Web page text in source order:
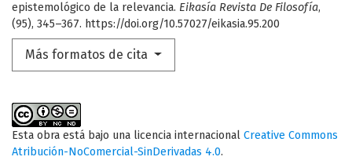
epistemológico de la relevancia. Eikasía Revista De Filosofía,
(95), 345–367. https://doi.org/10.57027/eikasia.95.200
Más formatos de cita
Esta obra está bajo una licencia internacional Creative Commons
Atribución-NoComercial-SinDerivadas 4.0.